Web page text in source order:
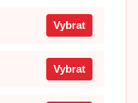
Vybrat
Vybrat